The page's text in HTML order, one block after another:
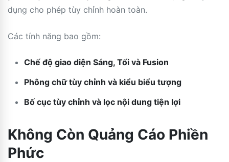
dụng cho phép tùy chỉnh hoàn toàn.
Các tính năng bao gồm:
Chế độ giao diện Sáng, Tối và Fusion
Phông chữ tùy chỉnh và kiểu biểu tượng
Bố cục tùy chỉnh và lọc nội dung tiện lợi
Không Còn Quảng Cáo Phiền
Phức